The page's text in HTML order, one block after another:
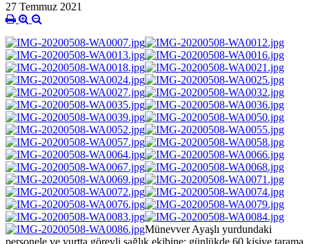
27 Temmuz 2021
Münevver Ayaşlı yurdundaki